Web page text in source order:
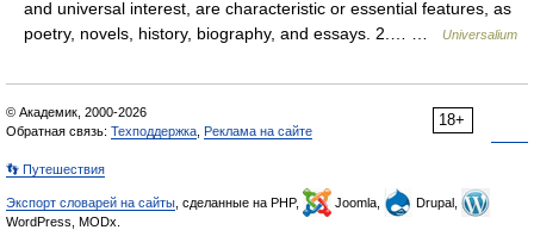
and universal interest, are characteristic or essential features, as
poetry, novels, history, biography, and essays. 2.… …
Universalium
18+
© Академик, 2000-2026
Обратная связь: Техподдержка Реклама на сайте
👣 Путешествия
Экспорт словарей на сайты , сделанные на PHP, Joomla,
Drupal,
WordPress, MODx.